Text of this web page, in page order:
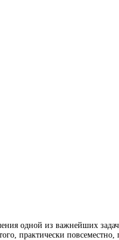
одной из важнейших задач
практически